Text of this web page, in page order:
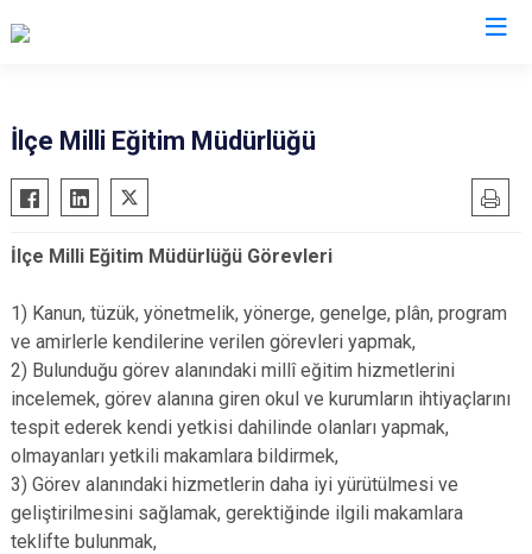
Aliağa
Balçova
Bayındır
Bergama
Beydağ
Bornova
Buca
Çeşme
Çiğli
Dikili
Güzelbahçe
Karşıyaka
Kemalpaşa
Kınık
Kiraz
Konak
Menderes
Selçuk
Tire
Torbalı
Urla
Bayraklı
Karabağlar
İlçe Milli Eğitim Müdürlüğü
İlçe Milli Eğitim Müdürlüğü Görevleri
1) Kanun, tüzük, yönetmelik, yönerge, genelge, plân, program
ve amirlerle kendilerine verilen görevleri yapmak,
2) Bulunduğu görev alanındaki millî eğitim hizmetlerini
incelemek, görev alanına giren okul ve kurumların ihtiyaçlarını
tespit ederek kendi yetkisi dahilinde olanları yapmak,
olmayanları yetkili makamlara bildirmek,
3) Görev alanındaki hizmetlerin daha iyi yürütülmesi ve
geliştirilmesini sağlamak, gerektiğinde ilgili makamlara
teklifte bulunmak,